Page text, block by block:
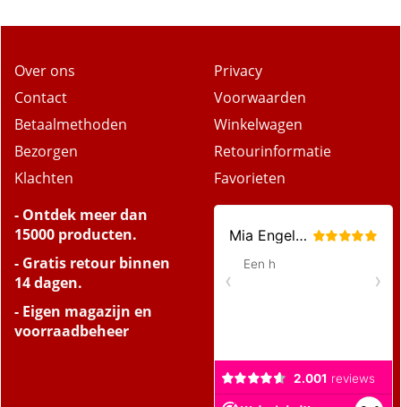
Over ons
Contact
Betaalmethoden
Bezorgen
Klachten
Privacy
Voorwaarden
Winkelwagen
Retourinformatie
Favorieten
- Ontdek meer dan
15000 producten.
- Gratis retour binnen
14 dagen.
- Eigen magazijn en